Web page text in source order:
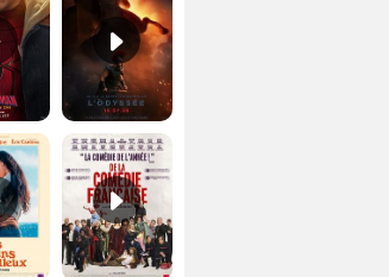
De la Comédie-Française Teaser VF